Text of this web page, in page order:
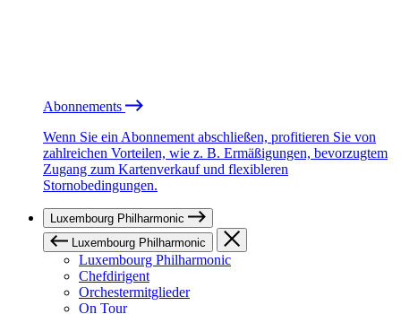
Abonnements
Wenn Sie ein Abonnement abschließen, profitieren Sie von
zahlreichen Vorteilen, wie z. B. Ermäßigungen, bevorzugtem
Zugang zum Kartenverkauf und flexibleren
Stornobedingungen.
Luxembourg Philharmonic
Luxembourg Philharmonic
Luxembourg Philharmonic
Chefdirigent
Orchestermitglieder
On Tour